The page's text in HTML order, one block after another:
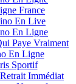
France
En Live
En Ligne
Paye Vraiment
En Ligne
Sportif
Immédiat